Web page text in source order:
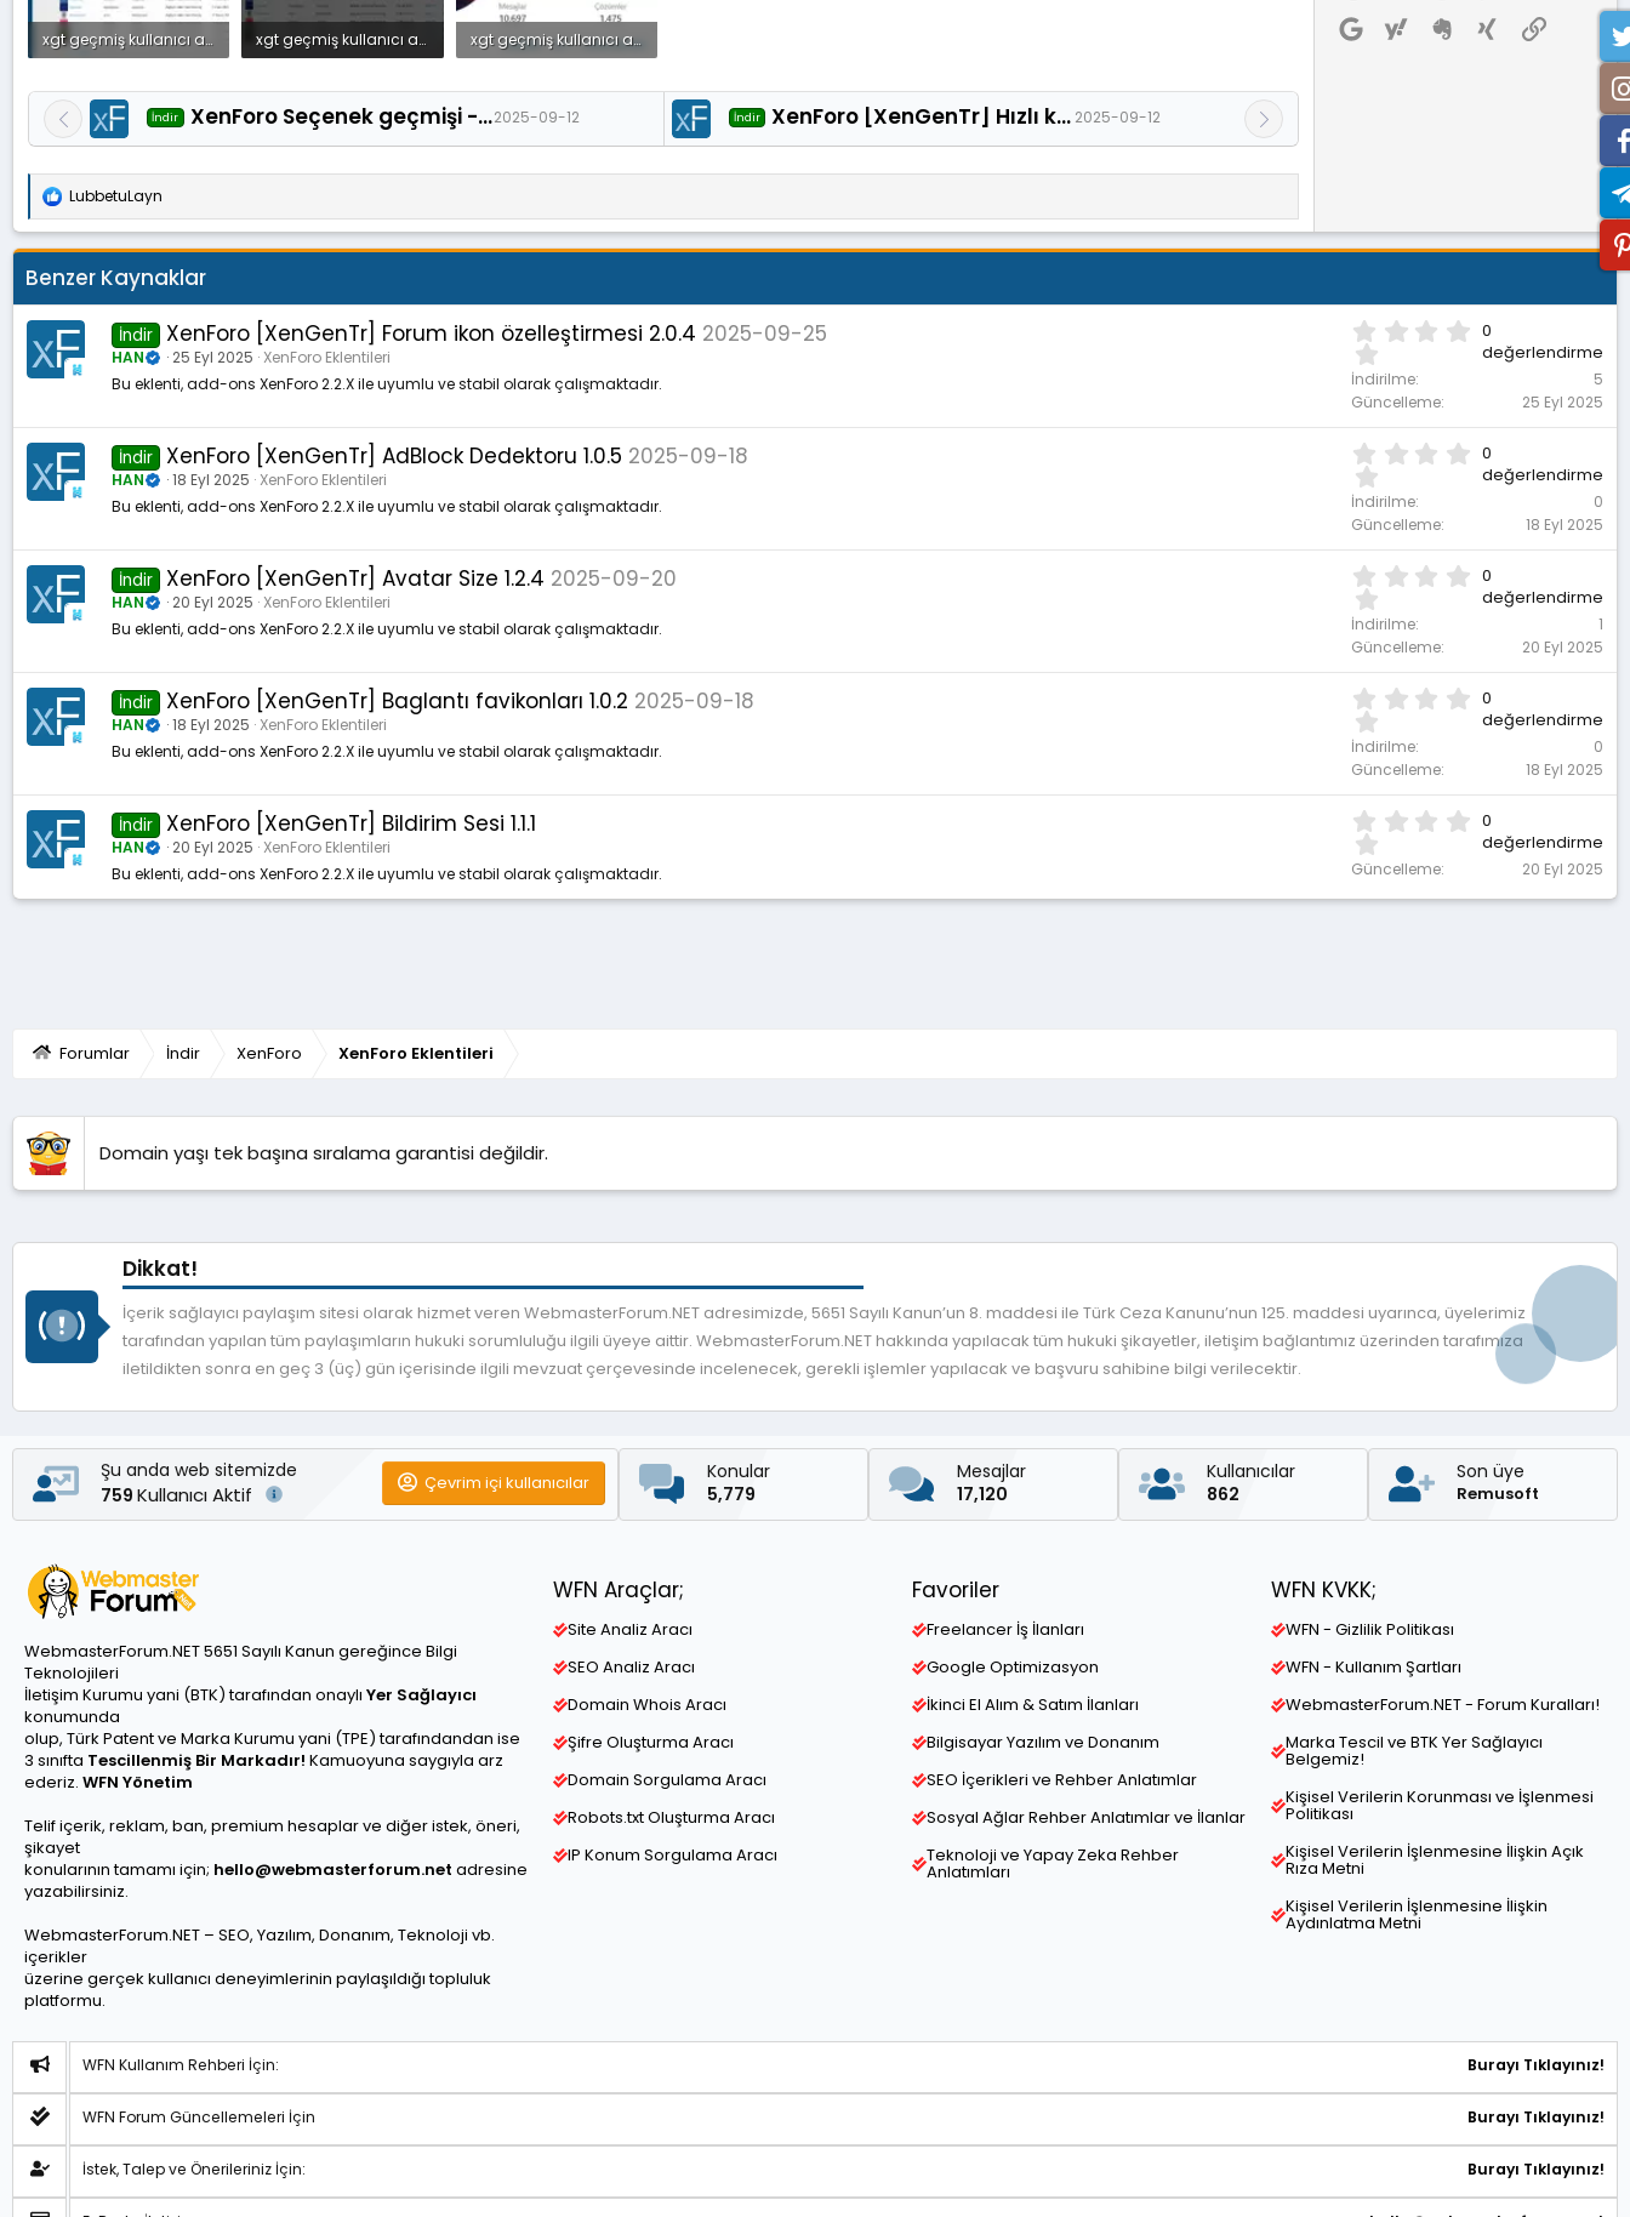
xgt geçmiş kullanıcı ad yöneticisi.webp
xgt geçmiş kullanıcı ad yöneticisi - sil.webp
xgt geçmiş kullanıcı ad yöneticisi profil.webp
İndir XenForo Seçenek geçmişi - Option history 2025-06-222025-09-12 İndir XenForo [XenGenTr] Hızlı kullanıcı etiketle butonu 2.0.0 2025-09-12
T
e
i
l
e
:
LubbetuLayn
GoogleYahoo Evernote
Xing Link
Benzer Kaynaklar
İndir XenForo [XenGenTr] Forum ikon özelleştirmesi 2.0.4 2025-09-25
HAN 25 Eyl 2025 XenForo Eklentileri
Bu eklenti, add-ons XenForo 2.2.X ile uyumlu ve stabil olarak çalışmaktadır.
0
ı
d
0
değerlendirme
İndirilme
5
Güncelleme
25 Eyl 2025
İndir XenForo [XenGenTr] AdBlock Dedektoru 1.0.5 2025-09-18
HAN 18 Eyl 2025 XenForo Eklentileri
Bu eklenti, add-ons XenForo 2.2.X ile uyumlu ve stabil olarak çalışmaktadır.
0
ı
d
0
değerlendirme
İndirilme
0
Güncelleme
18 Eyl 2025
İndir XenForo [XenGenTr] Avatar Size 1.2.4 2025-09-20
HAN 20 Eyl 2025 XenForo Eklentileri
Bu eklenti, add-ons XenForo 2.2.X ile uyumlu ve stabil olarak çalışmaktadır.
0
ı
d
0
değerlendirme
İndirilme
1
Güncelleme
20 Eyl 2025
İndir XenForo [XenGenTr] Baglantı favikonları 1.0.2 2025-09-18
HAN 18 Eyl 2025 XenForo Eklentileri
Bu eklenti, add-ons XenForo 2.2.X ile uyumlu ve stabil olarak çalışmaktadır.
0
ı
d
z
0
değerlendirme
İndirilme
0
Güncelleme
18 Eyl 2025
İndir XenForo [XenGenTr] Bildirim Sesi 1.1.1
HAN 20 Eyl 2025 XenForo Eklentileri
Bu eklenti, add-ons XenForo 2.2.X ile uyumlu ve stabil olarak çalışmaktadır.
0
y
0
değerlendirme
Güncelleme 20 Eyl 2025
Forumlar İndir XenForo XenForo Eklentileri
Domain yaşı tek başına sıralama garantisi değildir.
Dikkat!
İçerik sağlayıcı paylaşım sitesi olarak hizmet veren WebmasterForum.NET adresimizde, 5651 Sayılı Kanun’un 8. maddesi ile Türk Ceza Kanunu’nun 125. maddesi uyarınca, üyelerimiz
tarafından yapılan tüm paylaşımların hukuki sorumluluğu ilgili üyeye aittir. WebmasterForum.NET hakkında yapılacak tüm hukuki şikayetler, iletişim bağlantımız üzerinden tarafımıza
iletildikten sonra en geç 3 (üç) gün içerisinde ilgili mevzuat çerçevesinde incelenecek, gerekli işlemler yapılacak ve başvuru sahibine bilgi verilecektir.
Şu anda web sitemizde
759 Kullanıcı Aktif Çevrim içi kullanıcılar
Konular
5,779
Mesajlar
17,120
Kullanıcılar
862
Son üye
Remusoft
WebmasterForum.NET 5651 Sayılı Kanun gereğince Bilgi
Teknolojileri
İletişim Kurumu yani (BTK) tarafından onaylı Yer Sağlayıcı
konumunda
olup, Türk Patent ve Marka Kurumu yani (TPE) tarafındandan ise
3 sınıfta Tescillenmiş Bir Markadır! Kamuoyuna saygıyla arz
ederiz. WFN Yönetim
Telif içerik, reklam, ban, premium hesaplar ve diğer istek, öneri,
şikayet
konularının tamamı için; hello@webmasterforum.net adresine
yazabilirsiniz.
WebmasterForum.NET – SEO, Yazılım, Donanım, Teknoloji vb.
içerikler
üzerine gerçek kullanıcı deneyimlerinin paylaşıldığı topluluk
platformu.
WFN Araçlar;
Site Analiz Aracı
SEO Analiz Aracı
Domain Whois Aracı
Şifre Oluşturma Aracı
Domain Sorgulama Aracı
Robots.txt Oluşturma Aracı
IP Konum Sorgulama Aracı
Favoriler
Freelancer İş İlanları
Google Optimizasyon
İkinci El Alım & Satım İlanları
Bilgisayar Yazılım ve Donanım
SEO İçerikleri ve Rehber Anlatımlar
Sosyal Ağlar Rehber Anlatımlar ve İlanlar
Teknoloji ve Yapay Zeka Rehber
Anlatımları
WFN KVKK;
WFN - Gizlilik Politikası
WFN - Kullanım Şartları
WebmasterForum.NET - Forum Kuralları!
Marka Tescil ve BTK Yer Sağlayıcı
Belgemiz!
Kişisel Verilerin Korunması ve İşlenmesi
Politikası
Kişisel Verilerin İşlenmesine İlişkin Açık
Rıza Metni
Kişisel Verilerin İşlenmesine İlişkin
Aydınlatma Metni
WFN Kullanım Rehberi İçin: Burayı Tıklayınız!
WFN Forum Güncellemeleri İçin Burayı Tıklayınız!
İstek, Talep ve Önerileriniz İçin: Burayı Tıklayınız!